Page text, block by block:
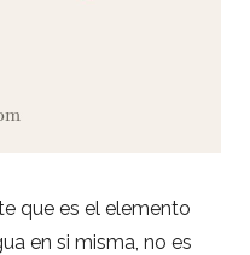
que es el elemento
en si misma, no es